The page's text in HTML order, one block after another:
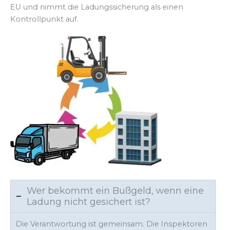
EU und nimmt die Ladungssicherung als einen
Kontrollpunkt auf.
Wer bekommt ein Bußgeld, wenn eine
Ladung nicht gesichert ist?
Die Verantwortung ist gemeinsam. Die Inspektoren